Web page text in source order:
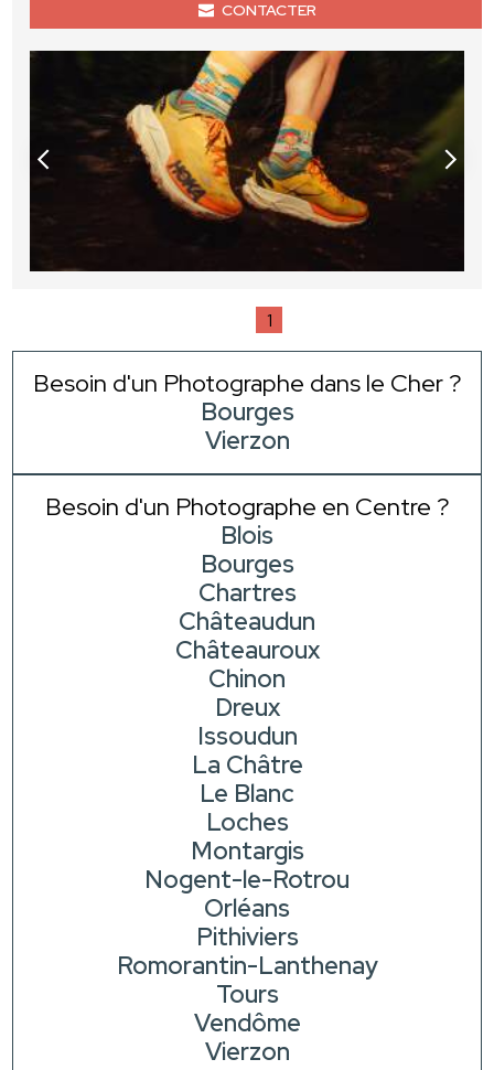
CONTACTER
1
Besoin d'un Photographe dans le Cher ?
Bourges
Vierzon
Besoin d'un Photographe en Centre ?
Blois
Bourges
Chartres
Châteaudun
Châteauroux
Chinon
Dreux
Issoudun
La Châtre
Le Blanc
Loches
Montargis
Nogent-le-Rotrou
Orléans
Pithiviers
Romorantin-Lanthenay
Tours
Vendôme
Vierzon